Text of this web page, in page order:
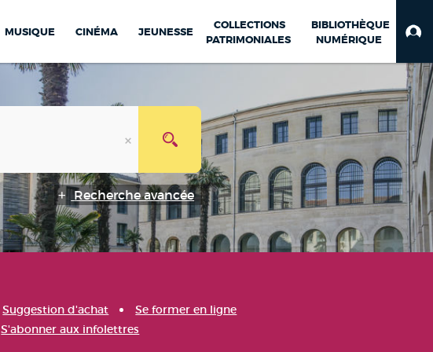
MUSIQUE CINÉMA JEUNESSE
COLLECTIONS
PATRIMONIALES
BIBLIOTHÈQUE
NUMÉRIQUE
Recherche avancée
Suggestion d'achat
Se former en ligne
S'abonner aux infolettres